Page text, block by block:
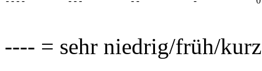
---- = sehr niedrig/früh/